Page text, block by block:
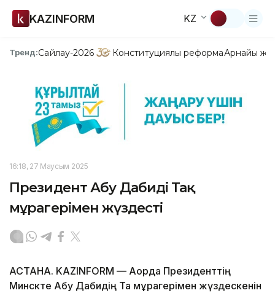
KAZINFORM KZ
Тренд:Сайлау-2026 Конституциялық реформаАрнайы
16:18, 27 Маусым 2025
Президент Абу Дабидің Тақ
мұрагерімен жүздесті
АСТАНА. KAZINFORM — Ақорда Президенттің
Минскте Абу Дабидің Тақ мұрагерімен жүздескенін